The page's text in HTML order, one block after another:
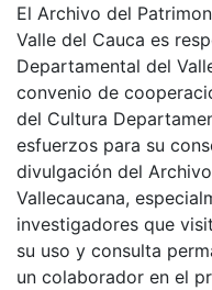
El Archivo del
Valle del Cauca es
Departamental del
convenio de
del Cultura
esfuerzos para su
divulgación del
Vallecaucana,
investigadores que
su uso y consulta
un colaborador en el